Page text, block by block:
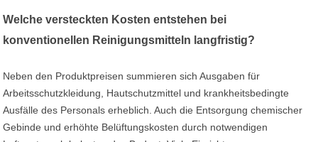
Welche versteckten Kosten entstehen bei
konventionellen Reinigungsmitteln langfristig?
Neben den Produktpreisen summieren sich Ausgaben für
Arbeitsschutzkleidung, Hautschutzmittel und krankheitsbedingte
Ausfälle des Personals erheblich. Auch die Entsorgung chemischer
Gebinde und erhöhte Belüftungskosten durch notwendigen